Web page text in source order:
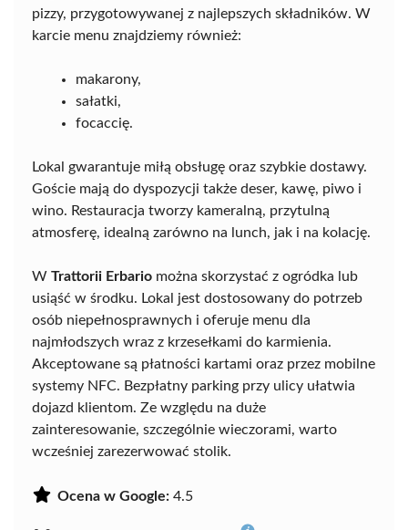
pizzy, przygotowywanej z najlepszych składników. W
karcie menu znajdziemy również:
makarony,
sałatki,
focaccię.
Lokal gwarantuje miłą obsługę oraz szybkie dostawy.
Goście mają do dyspozycji także deser, kawę, piwo i
wino. Restauracja tworzy kameralną, przytulną
atmosferę, idealną zarówno na lunch, jak i na kolację.
W Trattorii Erbario można skorzystać z ogródka lub
usiąść w środku. Lokal jest dostosowany do potrzeb
osób niepełnosprawnych i oferuje menu dla
najmłodszych wraz z krzesełkami do karmienia.
Akceptowane są płatności kartami oraz przez mobilne
systemy NFC. Bezpłatny parking przy ulicy ułatwia
dojazd klientom. Ze względu na duże
zainteresowanie, szczególnie wieczorami, warto
wcześniej zarezerwować stolik.
Ocena w Google: 4.5